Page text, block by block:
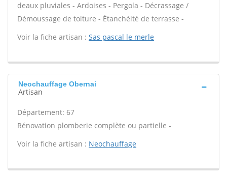
deaux pluviales - Ardoises - Pergola - Décrassage /
Démoussage de toiture - Étanchéité de terrasse -
Voir la fiche artisan : Sas pascal le merle
Neochauffage Obernai
Artisan
Département: 67
Rénovation plomberie complète ou partielle -
Voir la fiche artisan : Neochauffage